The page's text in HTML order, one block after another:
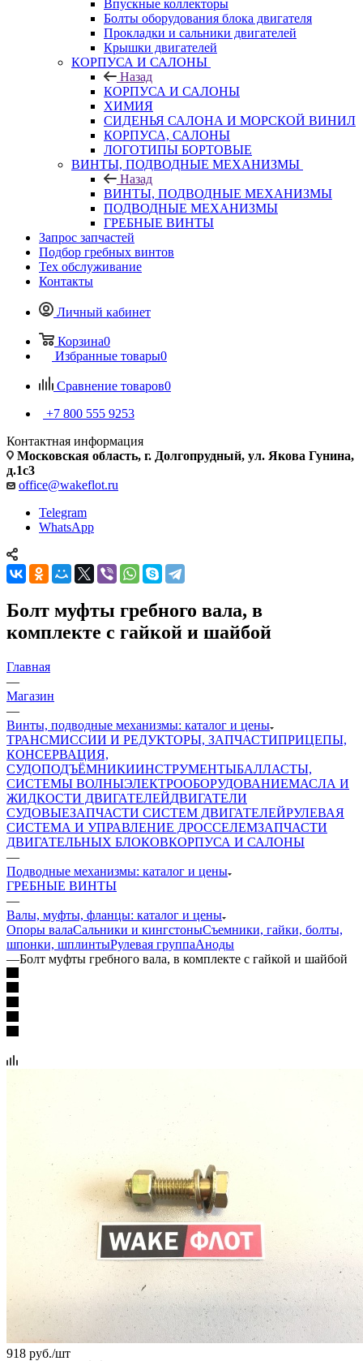
Впускные коллекторы
Болты оборудования блока двигателя
Прокладки и сальники двигателей
Крышки двигателей
КОРПУСА И САЛОНЫ
Назад
КОРПУСА И САЛОНЫ
ХИМИЯ
СИДЕНЬЯ САЛОНА И МОРСКОЙ ВИНИЛ
КОРПУСА, САЛОНЫ
ЛОГОТИПЫ БОРТОВЫЕ
ВИНТЫ, ПОДВОДНЫЕ МЕХАНИЗМЫ
Назад
ВИНТЫ, ПОДВОДНЫЕ МЕХАНИЗМЫ
ПОДВОДНЫЕ МЕХАНИЗМЫ
ГРЕБНЫЕ ВИНТЫ
Запрос запчастей
Подбор гребных винтов
Тех обслуживание
Контакты
Личный кабинет
Корзина0
Избранные товары0
Сравнение товаров0
+7 800 555 9253
Контактная информация
Московская область, г. Долгопрудный, ул. Якова Гунина,
д.1с3
office@wakeflot.ru
Telegram
WhatsApp
Болт муфты гребного вала, в
комплекте с гайкой и шайбой
Главная
—
Магазин
—
Винты, подводные механизмы: каталог и цены
ТРАНСМИССИИ И РЕДУКТОРЫ, ЗАПЧАСТИПРИЦЕПЫ,
КОНСЕРВАЦИЯ,
СУДОПОДЪЁМНИКИИНСТРУМЕНТЫБАЛЛАСТЫ,
СИСТЕМЫ ВОЛНЫЭЛЕКТРООБОРУДОВАНИЕМАСЛА И
ЖИДКОСТИ ДВИГАТЕЛЕЙДВИГАТЕЛИ
СУДОВЫЕЗАПЧАСТИ СИСТЕМ ДВИГАТЕЛЕЙРУЛЕВАЯ
СИСТЕМА И УПРАВЛЕНИЕ ДРОССЕЛЕМЗАПЧАСТИ
ДВИГАТЕЛЬНЫХ БЛОКОВКОРПУСА И САЛОНЫ
—
Подводные механизмы: каталог и цены
ГРЕБНЫЕ ВИНТЫ
—
Валы, муфты, фланцы: каталог и цены
Опоры валаСальники и кингстоныСъемники, гайки, болты,
шпонки, шплинтыРулевая группаАноды
—Болт муфты гребного вала, в комплекте с гайкой и шайбой
918 руб./шт